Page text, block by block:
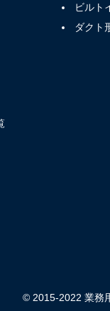
ビルト
ダクト
© 2015-2022 業務